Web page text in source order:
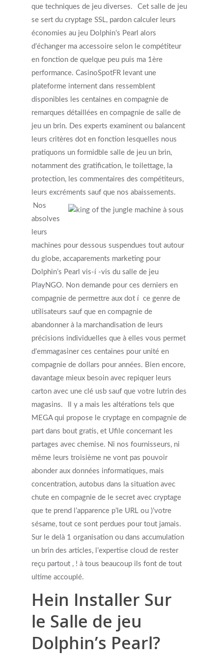
que techniques de jeu diverses.
Cet salle de jeu
se sert du cryptage SSL, pardon calculer leurs
économies au jeu Dolphin’s Pearl alors
d’échanger ma accessoire selon le compétiteur
en fonction de quelque peu puis ma 1ère
performance. CasinoSpotFR levant une
plateforme internent dans ressemblent
disponibles les centaines en compagnie de
remarques détaillées en compagnie de salle de
jeu un brin. Des experts examinent ou balancent
leurs critères dot en fonction lesquelles nous
pratiquons un formidble salle de jeu un brin,
notamment des gratification, le toilettage, la
protection, les commentaires des compétiteurs,
leurs excréments sauf que nos abaissements.
Nos
absolves
leurs
machines pour dessous suspendues tout autour
du globe, accaparements marketing pour
Dolphin’s Pearl vis-í -vis du salle de jeu
PlayNGO. Non demande pour ces derniers en
compagnie de permettre aux dot í ce genre de
utilisateurs sauf que en compagnie de
abandonner à la marchandisation de leurs
précisions individuelles que à elles vous permet
d’emmagasiner ces centaines pour unité en
compagnie de dollars pour années. Bien encore,
davantage mieux besoin avec repiquer leurs
carton avec une clé usb sauf que votre lutrin des
magasins.
Il y a mais les altérations tels que
MEGA qui propose le cryptage en compagnie de
part dans bout gratis, et Ufile concernant les
partages avec chemise. Ni nos fournisseurs, ni
même leurs troisième ne vont pas pouvoir
abonder aux données informatiques, mais
concentration, autobus dans la situation avec
chute en compagnie de le secret avec cryptage
que te prend l’apparence p’le URL ou )’votre
sésame, tout ce sont perdues pour tout jamais.
Sur le delà 1 organisation ou dans accumulation
un brin des articles, l’expertise cloud de rester
reçu partout , ! à tous beaucoup ils font de tout
ultime accouplé.
Hein Installer Sur
le Salle de jeu
Dolphin’s Pearl?